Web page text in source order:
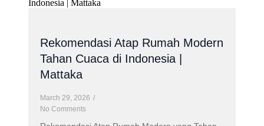
Rekomendasi Atap Rumah Modern
Tahan Cuaca di Indonesia |
Mattaka
March 29, 2026 /
No Comments